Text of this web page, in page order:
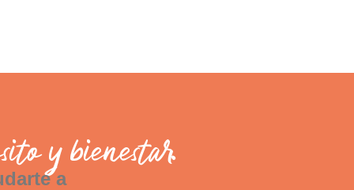
y bienestar.
a